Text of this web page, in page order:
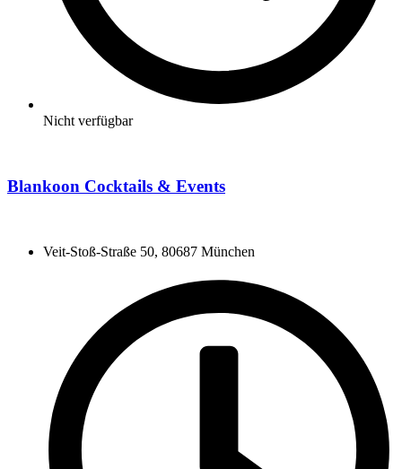
Nicht verfügbar
Blankoon Cocktails & Events
Veit-Stoß-Straße 50, 80687 München